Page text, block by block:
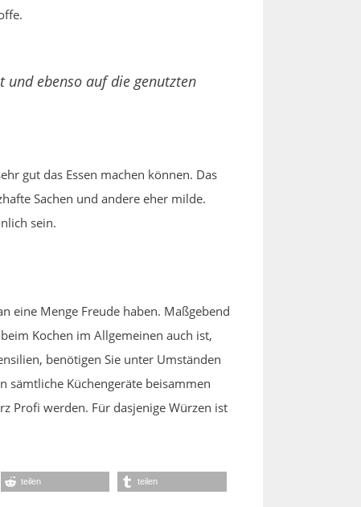
und ebenso auf die genutzten
gut das Essen machen können. Das
Sachen und andere eher milde.
sein.
eine Menge Freude haben. Maßgebend
Kochen im Allgemeinen auch ist,
benötigen Sie unter Umständen
sämtliche Küchengeräte beisammen
Profi werden. Für dasjenige Würzen ist
teilen teilen